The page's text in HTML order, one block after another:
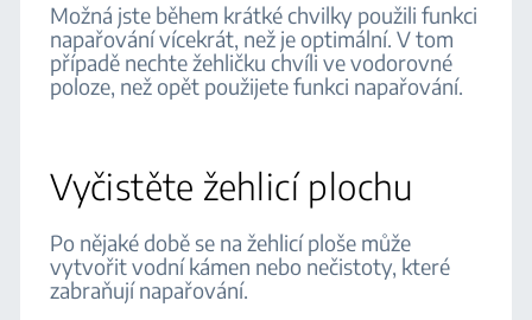
Možná jste během krátké chvilky použili funkci
napařování vícekrát, než je optimální. V tom
případě nechte žehličku chvíli ve vodorovné
poloze, než opět použijete funkci napařování.
Vyčistěte žehlicí plochu
Po nějaké době se na žehlicí ploše může
vytvořit vodní kámen nebo nečistoty, které
zabraňují napařování.